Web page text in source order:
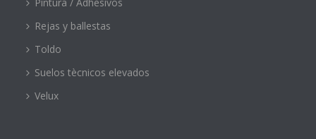
Rejas y ballestas
Toldo
Suelos tècnicos elevados
Velux